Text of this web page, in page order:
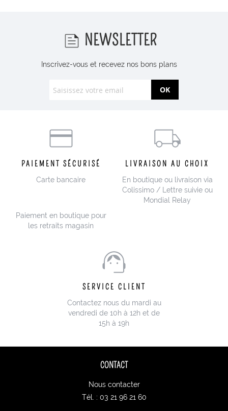
NEWSLETTER
Inscrivez-vous et recevez nos bons plans
OK
PAIEMENT SÉCURISÉ
Carte bancaire
Paiement en boutique pour
les retraits magasin
LIVRAISON AU CHOIX
En boutique ou livraison via
Colissimo / Lettre suivie ou
Mondial Relay
SERVICE CLIENT
Contactez nous du mardi au
vendredi de 10h à 12h et de
15h à 19h
CONTACT
Nous contacter
Tél. : 03 21 96 21 60